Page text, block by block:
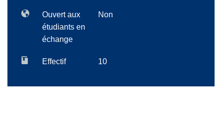
Ouvert aux
étudiants en
échange
Non
Effectif 10